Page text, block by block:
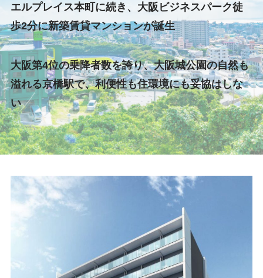
エルプレイス本町に続き、大阪ビジネスパーク徒
歩2分に新築賃貸マンションが誕生
大阪第4位の乗降者数を誇り、大阪城公園の自然も
溢れる京橋駅で、利便性も住環境にも妥協はしな
い